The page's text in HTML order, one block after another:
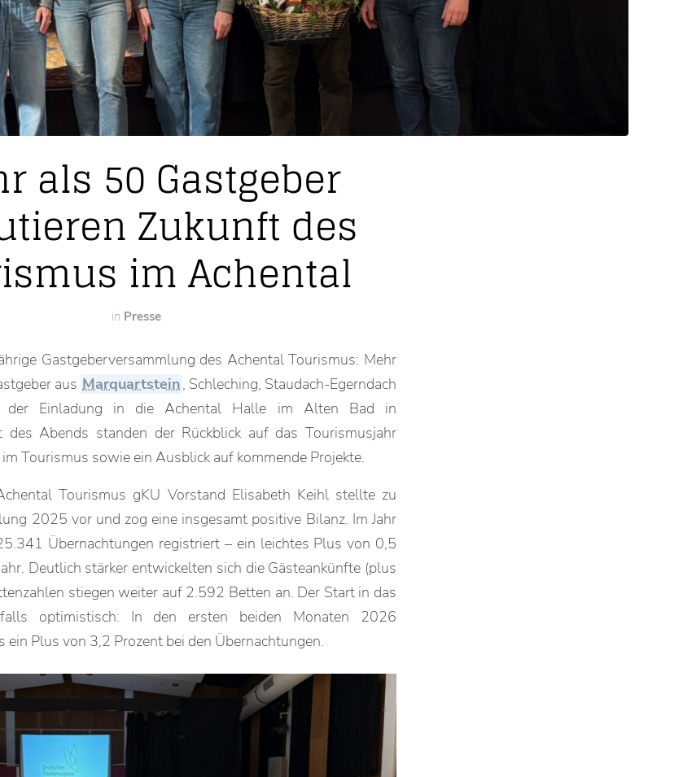
als 50 Gastgeber
Zukunft des
im Achental
in Presse
Gastgeberversammlung des Achental Tourismus: Mehr
aus Marquartstein, Schleching, Staudach-Egerndach
der Einladung in die Achental Halle im Alten Bad in
Abends standen der Rückblick auf das Tourismusjahr
Tourismus sowie ein Ausblick auf kommende Projekte.
Tourismus gKU Vorstand Elisabeth Keihl stellte zu
2025 vor und zog eine insgesamt positive Bilanz. Im Jahr
Übernachtungen registriert – ein leichtes Plus von 0,5
Deutlich stärker entwickelten sich die Gästeankünfte (plus
stiegen weiter auf 2.592 Betten an. Der Start in das
optimistisch: In den ersten beiden Monaten 2026
ein Plus von 3,2 Prozent bei den Übernachtungen.